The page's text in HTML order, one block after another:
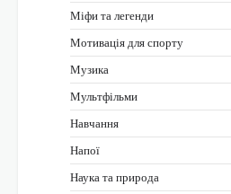
Міфи та легенди
Мотивація для спорту
Музика
Мультфільми
Навчання
Напої
Наука та природа